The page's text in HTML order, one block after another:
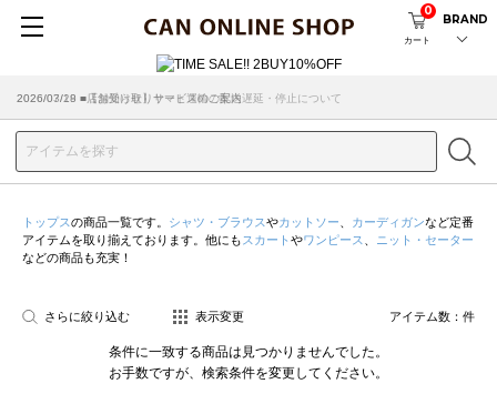
カート
0
BRAND
2026/07/29 ■【お知らせ】ヤマト運輸の配送遅延・停止について
2026/03/18 ■店舗受け取りサービスのご案内
トップスの商品一覧です。 シャツ・ブラウスやカットソー カーディガンなど定番
アイテムを取り揃えております。他にも スカート やワンピース
ニット・セーター
などの商品も充実！
さらに絞り込む 表示変更 アイテム数： 件
条件に一致する商品は見つかりませんでした。
お手数ですが、検索条件を変更してください。